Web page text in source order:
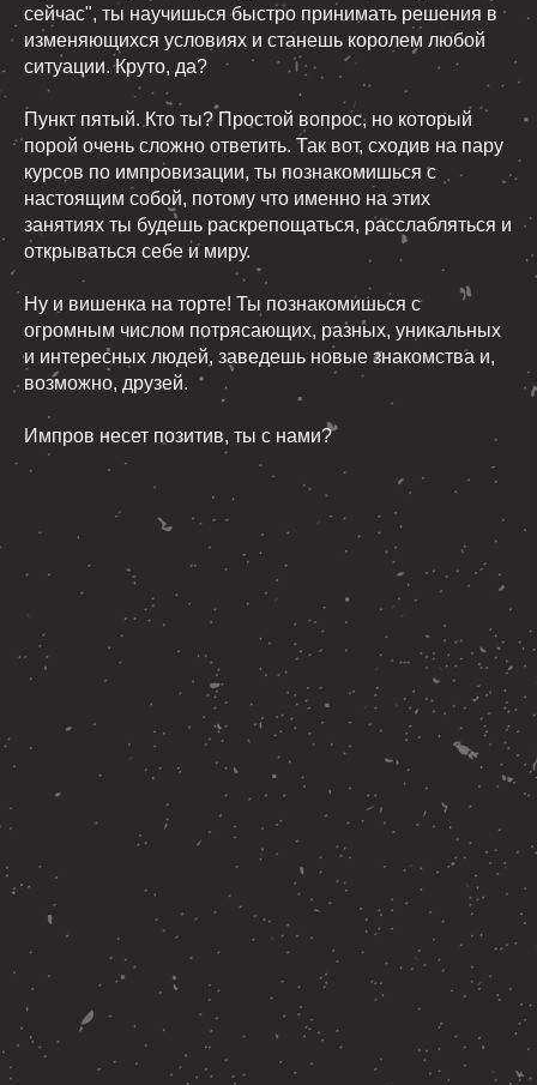
сейчас", ты научишься быстро принимать решения в
изменяющихся условиях и станешь королем любой
ситуации. Круто, да?
Пункт пятый. Кто ты? Простой вопрос, но который
порой очень сложно ответить. Так вот, сходив на пару
курсов по импровизации, ты познакомишься с
настоящим собой, потому что именно на этих
занятиях ты будешь раскрепощаться, расслабляться и
открываться себе и миру.
Ну и вишенка на торте! Ты познакомишься с
огромным числом потрясающих, разных, уникальных
и интересных людей, заведешь новые знакомства и,
возможно, друзей.
Импров несет позитив, ты с нами?
Шоу
Обучение